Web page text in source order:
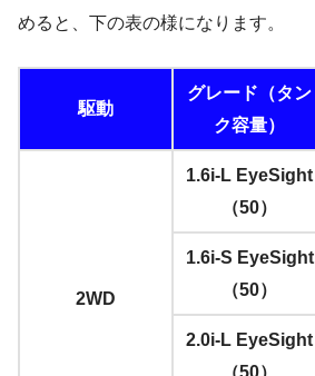
めると、下の表の様になります。
駆動
グレード（タン
ク容量）
2WD
1.6i-L EyeSight
（50）
1.6i-S EyeSight
（50）
2.0i-L EyeSight
（50）